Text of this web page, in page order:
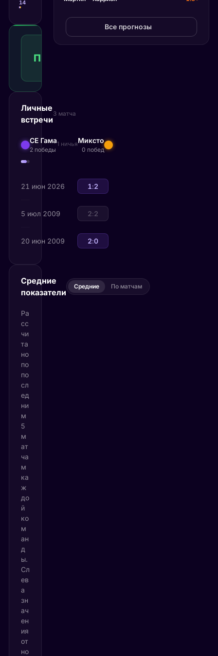
14 Штрафные удары
Вбрасывания
Фолы
13
П1
Победа
Личные
встречи
3 матча
СЕ Гама
2 победы
1 ничьяМиксто
0 побед
21 июн 2026 Миксто
1:2
5 июл 2009 Миксто
2:2
20 июн 2009 СЕ Гама
2:0
Средние
показатели
Средние По матчам
Ра
сс
чи
та
но
по
по
сл
ед
ни
м
5
м
ат
ча
м
ка
ж
до
й
ко
м
ан
д
ы.
Сл
ев
а
зн
ач
ен
ия
от
но
Все прогнозы